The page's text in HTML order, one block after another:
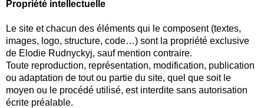
Propriété intellectuelle
Le site et chacun des éléments qui le composent (textes,
images, logo, structure, code…) sont la propriété exclusive
de Elodie Rudnyckyj, sauf mention contraire.
Toute reproduction, représentation, modification, publication
ou adaptation de tout ou partie du site, quel que soit le
moyen ou le procédé utilisé, est interdite sans autorisation
écrite préalable.